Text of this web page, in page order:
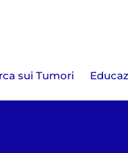
sui Tumori